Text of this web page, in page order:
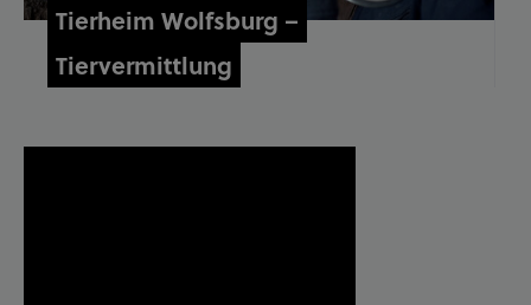
Tierheim Wolfsburg –
Tiervermittlung